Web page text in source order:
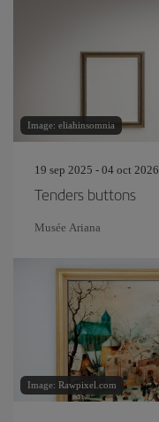
Image: eliahinsomnia
19 sep 2025 - 04 oct 2026
Tenders buttons
Musée Ariana
Image: Rawpixel.com